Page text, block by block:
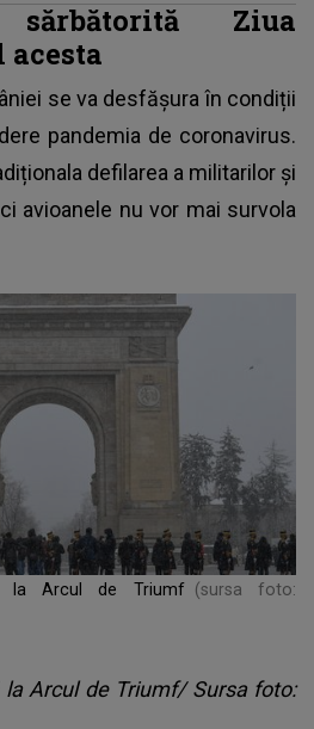
Ziua
acesta
se va desfășura în condiții
pandemia de coronavirus.
defilarea a militarilor și
avioanele nu vor mai survola
la Arcul de Triumf (sursa foto:
Arcul de Triumf/ Sursa foto: